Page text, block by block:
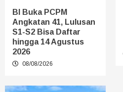
BI Buka PCPM
Angkatan 41, Lulusan
S1-S2 Bisa Daftar
hingga 14 Agustus
2026
08/08/2026